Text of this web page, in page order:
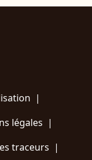
|
légales |
traceurs |